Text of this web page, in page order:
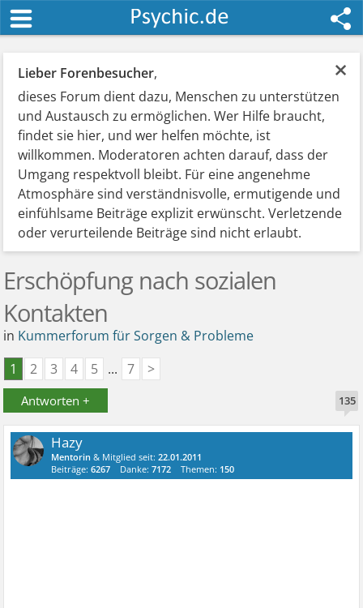
×
Lieber Forenbesucher,
dieses Forum dient dazu, Menschen zu unterstützen
und Austausch zu ermöglichen. Wer Hilfe braucht,
findet sie hier, und wer helfen möchte, ist
willkommen. Moderatoren achten darauf, dass der
Umgang respektvoll bleibt. Für eine angenehme
Atmosphäre sind verständnisvolle, ermutigende und
einfühlsame Beiträge explizit erwünscht. Verletzende
oder verurteilende Beiträge sind nicht erlaubt.
Erschöpfung nach sozialen
Kontakten
in Kummerforum für Sorgen & Probleme
1
2 3 4 5 ... 7 >
Antworten + 135
Hazy
Mentorin & Mitglied seit:22.01.2011
Beiträge:6267 Danke:7172 Themen: 150